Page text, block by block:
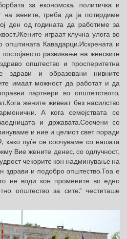
за економска, политичка и
на жените, треба да ја потврдиме
ден од годината да работиме за
играат клучна улога во
општината Кавадарци.Искрената и
развивање на женските
општество и просперитетна
здрави и образовани нивните
имаат можност да работат и да
партнери во општетството,
жените живеат без насилство
А кога семејствата се
и државата.Соочени со
и ние и целиот свет поради
како луѓе се соочуваме со нашата
Вие жените денес, со одлучност,
чекорите кон надминување на
здрави и подобро општество.Тоа е
не води кон промените во едно
општество за сите.“ честиташе